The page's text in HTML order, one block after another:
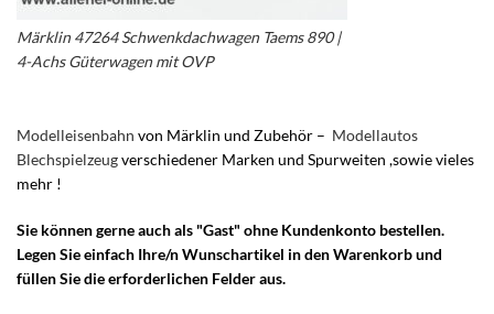
Märklin 47264 Schwenkdachwagen Taems 890 |
4-Achs Güterwagen mit OVP
Modelleisenbahn von Märklin und Zubehör – Modellautos
Blechspielzeugverschiedener Marken und Spurweiten ,sowie vieles
mehr !
Sie können gerne auch als "Gast" ohne Kundenkonto bestellen.
Legen Sie einfach Ihre/n Wunschartikel in den Warenkorb und
füllen Sie die erforderlichen Felder aus.